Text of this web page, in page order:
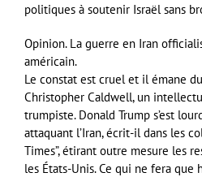
politiques à soutenir Israël sans
Opinion. La guerre en Iran
américain.
Le constat est cruel et il émane
Christopher Caldwell, un
trumpiste. Donald Trump s’est
attaquant l’Iran, écrit-il dans les
Times”, étirant outre mesure les
les États-Unis. Ce qui ne fera